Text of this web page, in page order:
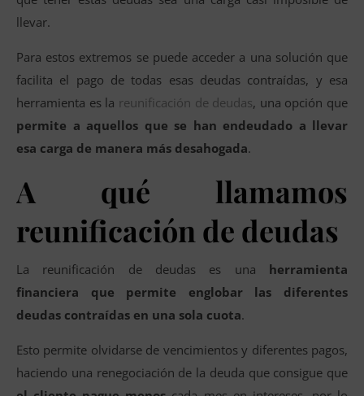
llevar.
Para estos extremos se puede acceder a una solución que
facilita el pago de todas esas deudas contraídas, y esa
herramienta es la reunificación de deudas, una opción que
permite a aquellos que se han endeudado a llevar
esa carga de manera más desahogada.
A qué llamamos
reunificación de deudas
La reunificación de deudas es una herramienta
financiera que permite englobar las diferentes
deudas contraídas en una sola cuota.
Esto permite olvidarse de vencimientos y diferentes pagos,
haciendo una renegociación de la deuda que consigue que